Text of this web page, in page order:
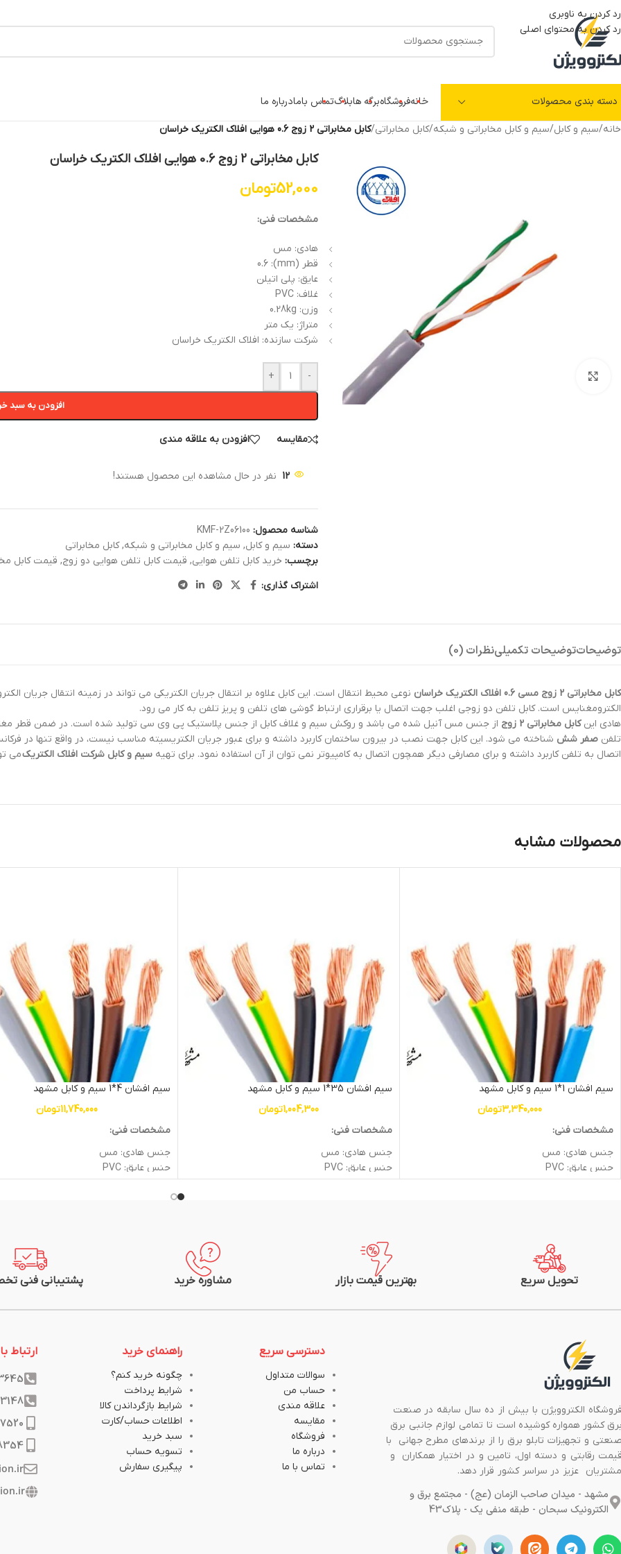
رد کردن به ناوبری
رد کردن به محتوای اصلی
دسته بندی محصولات خانهفروشگاهبرگه هابلاگتماس بامادرباره ما
خانه/سیم و کابل/سیم و کابل مخابراتی و شبکه/کابل مخابراتی/کابل مخابراتی 2 زوج 0.6 هوایی افلاک الکتریک خراسان
کابل مخابراتی 2 زوج 0.6 هوایی افلاک الکتریک خراسان
52,000تومان
مشخصات فنی:
هادی: مس
قطر (mm): 0.6
عایق: پلی اتیلن
غلاف: PVC
وزن: 0.28kg
متراژ: یک متر
شرکت سازنده: افلاک الکتریک خراسان
-
+
افزودن به سبد
مقایسه افزودن به علاقه مندی
12 نفر در حال مشاهده این محصول هستند!
شناسه محصول: KMF-2Z06100
دسته: سیم و کابل, سیم و کابل مخابراتی و شبکه, کابل مخابراتی
برچسب: خرید کابل تلفن هوایی, قیمت کابل تلفن هوایی دو زوج, قیمت کابل
اشتراک گذاری:
توضیحاتتوضیحات تکمیلینظرات (0)
کابل مخابراتی 2 زوج مسی 0.6 افلاک الکتریک خراسان
نوعی محیط انتقال است. این کابل علاوه بر انتقال جریان الکتریکی می تواند در زمینه انتقال جریان
الکترومغنایس است. کابل تلفن دو زوجی اغلب جهت اتصال یا برقراری ارتباط گوشی های تلفن و پریز تلفن به کار می رود.
هادی اینکابل مخابراتی 2 زوج
تلفن صفر شش شناخته می شود. این کابل جهت نصب در بیرون ساختمان کاربرد داشته و برای عبور جریان الکتریسیته مناسب نیست، در واقع تنها در
اتصال به تلفن کاربرد داشته و برای مصارفی دیگر همچون اتصال به کامپیوتر نمی توان از آن استفاده نمود. برای تهیه سیم و کابل شرکت افلاک الکتریکمی
محصولات مشابه
سیم افشان 1*1 سیم و کابل مشهد
3,340,000تومان
مشخصات فنی:
جنس هادی: مس
جنس عایق: PVC
سطح مقطع (mm2): 1
شرکت سازنده: سیم و کابل مشهد
سیم افشان 35*1 سیم و کابل مشهد
1,004,300تومان
مشخصات فنی:
جنس هادی: مس
جنس عایق: PVC
سطح مقطع (mm2): 35
متراژ: یک متر
شرکت سازنده: سیم و کابل مشهد
سیم افشان 4*1 سیم و کابل مشهد
11,740,000تومان
مشخصات فنی:
جنس هادی: مس
جنس عایق: PVC
سطح مقطع (mm2): 4
شرکت سازنده: سیم و کابل مشهد
تحویل سریع بهترین قیمت بازار مشاوره خرید پشتیبانی فنی
الکتروویژن با بیش از ده سال سابقه در صنعت
کشور همواره کوشیده است تا تمامی لوازم جانبی برق
و تجهیزات تابلو برق را از برندهای مطرح جهانی با
رقابتی و دسته اول، تامین و در اختیار همکاران و
عزیز در سراسر کشور قرار دهد.
مشهد - میدان صاحب الزمان (عج) - مجتمع برق و
الکترونیک سبحان - طبقه منفی یک - پلاک43
دسترسی سریع
سوالات متداول
حساب من
علاقه مندی
مقایسه
فروشگاه
درباره ما
تماس با ما
راهنمای خرید
چگونه خرید کنم؟
شرایط پرداخت
شرایط بازگرداندن کالا
اطلاعات حساب/کارت
سبد خرید
تسویه حساب
پیگیری سفارش
ارتباط